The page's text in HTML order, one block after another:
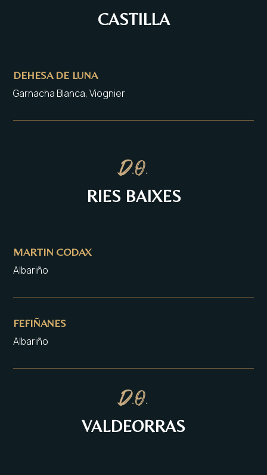
CASTILLA
DEHESA DE LUNA
Garnacha Blanca, Viognier
D.O.
RIES BAIXES
MARTIN CODAX
Albariño
FEFIÑANES
Albariño
D.O.
VALDEORRAS